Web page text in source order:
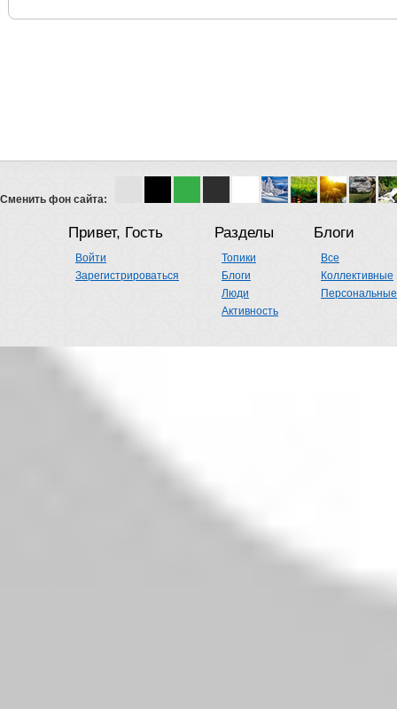
Сменить фон сайта:
Привет, Гость
Войти
Зарегистрироваться
Разделы
Топики
Блоги
Люди
Активность
Блоги
Все
Коллективные
Персональные